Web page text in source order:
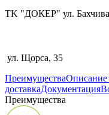
TK "ДОКЕР" ул.
ул. Щорса, 35
ПреимуществаОписание
доставкаДокументация
Преимущества